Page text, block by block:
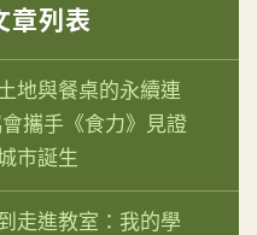
章列表
地與餐桌的永續連
攜手《食力》見證
市誕生
走進教室：我的學